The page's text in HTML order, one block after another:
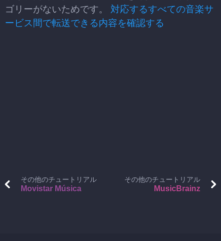
ゴリーがないためです。 対応するすべての音楽サ
ービス間で転送できる内容を確認する
その他のチュートリアル
Movistar Música
その他のチュートリアル
MusicBrainz